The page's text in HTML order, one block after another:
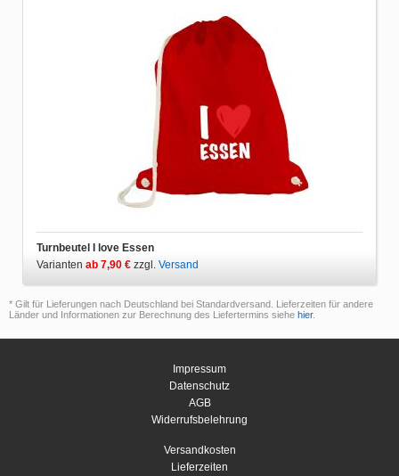
Turnbeutel I love Essen
Varianten ab 7,90 € zzgl. Versand
* Gilt für Lieferungen nach Deutschland bei Standardversand. Lieferzeiten für andere
Länder und Informationen zur Berechnung des Liefertermins siehe hier.
Impressum
Datenschutz
AGB
Widerrufsbelehrung
Versandkosten
Lieferzeiten